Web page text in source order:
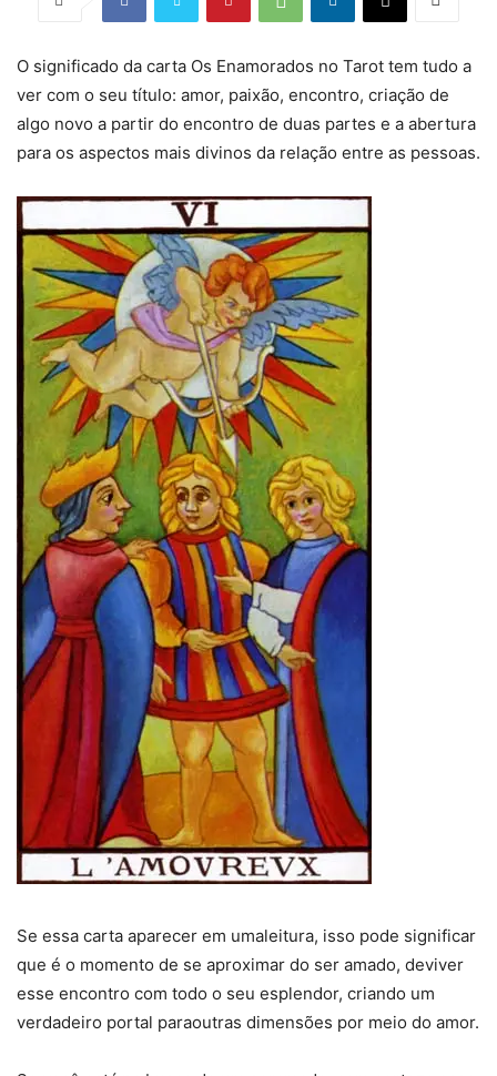
O significado da carta Os Enamorados no Tarot tem tudo a
ver com o seu título: amor, paixão, encontro, criação de
algo novo a partir do encontro de duas partes e a abertura
para os aspectos mais divinos da relação entre as pessoas.
Se essa carta aparecer em umaleitura, isso pode significar
que é o momento de se aproximar do ser amado, deviver
esse encontro com todo o seu esplendor, criando um
verdadeiro portal paraoutras dimensões por meio do amor.